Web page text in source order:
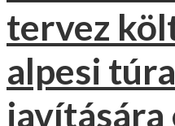
tervez
alpesi
javítására